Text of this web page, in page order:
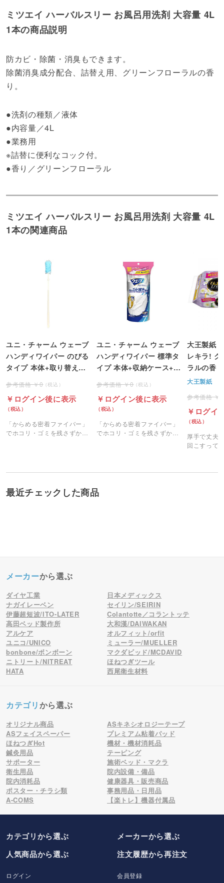
ミツエイ ハーバルスリー お風呂用洗剤 大容量 4L
1本の商品説明
防カビ・除菌・消臭もできます。
除菌消臭成分配合、詰替え用、グリーンフローラルの香
り。
●洗剤の種類／液体
●内容量／4L
●業務用
※詰替に便利なコック付。
●香り／グリーンフローラル
ミツエイ ハーバルスリー お風呂用洗剤 大容量 4L
1本の関連商品
ユニ・チャーム ウェーブ
ハンディワイパー のびる
タイプ 本体+取り替えシ
0
ログイン後に表示
「からめる密着ファイバー」
でホコリ・ゴミを残さずから
ユニ・チャーム ウェーブ
ハンディワイパー 標準タ
イプ 本体+収納ケース+取
ト 1パック
0
ログイン後に表示
「からめる密着ファイバー」
でホコリ・ゴミを残さずから
大王製紙
レキラ! ク
ラルの香
パック(20
大王製紙
ログイ
厚手で丈夫
回こすって
最近チェックした商品
メーカーから選ぶ
ダイヤ工業
日本メディックス
ナガイレーベン
セイリン/SEIRIN
伊藤超短波/ITO-LATER
Colantotte／コラントッテ
高田ベッド製作所
大和漢/DAIWAKAN
アルケア
オルフィット/orfit
ユニコ/UNICO
ミューラー/MUELLER
bonbone/ボンボーン
マクダビッド/MCDAVID
ニトリート/NITREAT
ほねつぎツール
HATA
西尾衛生材料
カテゴリから選ぶ
オリジナル商品
ASキネシオロジーテープ
ASフェイスペーパー
プレミアム粘着パッド
ほねつぎHot
機材・機材消耗品
鍼灸用品
テーピング
サポーター
施術ベッド・マクラ
衛生用品
院内設備・備品
院内消耗品
健康器具・販売商品
ポスター・チラシ類
事務用品・日用品
A-COMS
【楽トレ】機器付属品
カテゴリから選ぶ メーカーから選ぶ
人気商品から選ぶ
注文履歴から再注文
ログイン 会員登録